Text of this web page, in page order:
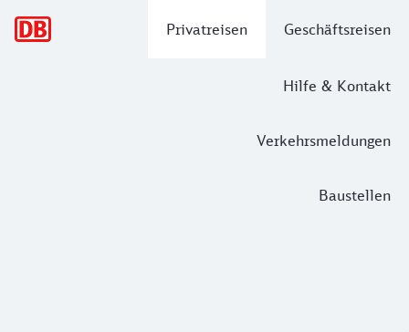
Privatreisen Geschäftsreisen
Hilfe & Kontakt
Verkehrsmeldungen
Baustellen